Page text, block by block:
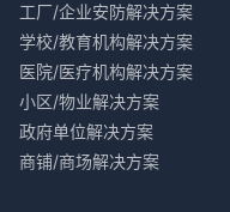
工厂/企业安防解决方案
学校/教育机构解决方案
医院/医疗机构解决方案
小区/物业解决方案
政府单位解决方案
商铺/商场解决方案